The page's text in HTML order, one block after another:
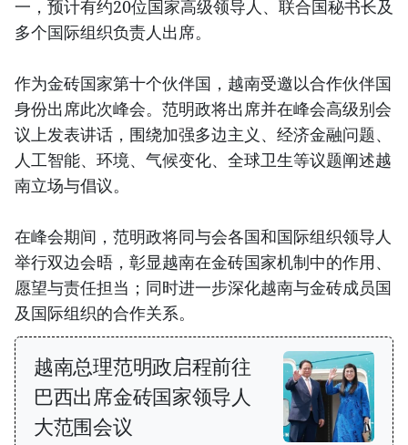
一，预计有约20位国家高级领导人、联合国秘书长及
多个国际组织负责人出席。
作为金砖国家第十个伙伴国，越南受邀以合作伙伴国
身份出席此次峰会。范明政将出席并在峰会高级别会
议上发表讲话，围绕加强多边主义、经济金融问题、
人工智能、环境、气候变化、全球卫生等议题阐述越
南立场与倡议。
在峰会期间，范明政将同与会各国和国际组织领导人
举行双边会晤，彰显越南在金砖国家机制中的作用、
愿望与责任担当；同时进一步深化越南与金砖成员国
及国际组织的合作关系。
越南总理范明政启程前往
巴西出席金砖国家领导人
大范围会议